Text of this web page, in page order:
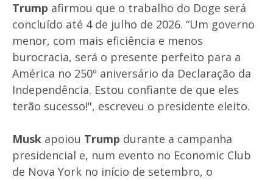
Trump afirmou que o trabalho do Doge será
concluído até 4 de julho de 2026. “Um governo
menor, com mais eficiência e menos
burocracia, será o presente perfeito para a
América no 250º aniversário da Declaração da
Independência. Estou confiante de que eles
terão sucesso!", escreveu o presidente eleito.
Musk apoiou Trump durante a campanha
presidencial e, num evento no Economic Club
de Nova York no início de setembro, o